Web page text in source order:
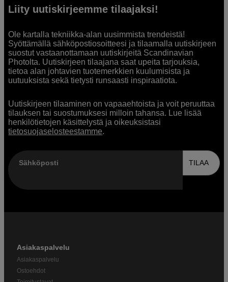
Liity uutiskirjeemme tilaajaksi!
Ole kartalla tekniikka-alan uusimmista trendeistä!
Syöttämällä sähköpostiosoitteesi ja tilaamalla uutiskirjeen
suostut vastaanottamaan uutiskirjeitä Scandinavian
Photolta. Uutiskirjeen tilaajana saat upeita tarjouksia,
tietoa alan johtavien tuotemerkkien kuulumisista ja
uutuuksista sekä tietysti runsaasti inspiraatiota.
Uutiskirjeen tilaaminen on vapaaehtoista ja voit peruuttaa
tilauksen tai suostumuksesi milloin tahansa. Lue lisää
henkilötietojen käsittelystä ja oikeuksistasi
tietosuojaselosteestamme.
Sähköposti TILAA
Asiakaspalvelu
Asiakaspalvelu
Ostoehdot